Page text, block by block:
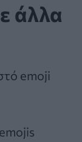
άλλα
emoji